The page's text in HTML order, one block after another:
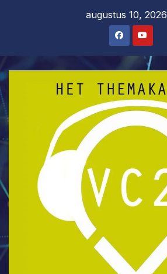
augustus 10, 2026